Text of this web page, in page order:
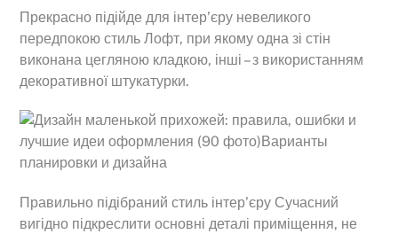
Прекрасно підійде для інтер’єру невеликого
передпокою стиль Лофт, при якому одна зі стін
виконана цегляною кладкою, інші – з використанням
декоративної штукатурки.
Правильно підібраний стиль інтер’єру Сучасний
вигідно підкреслити основні деталі приміщення, не